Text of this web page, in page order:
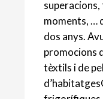
superacions,
moments, …
dos anys.
promocions
tèxtils i de